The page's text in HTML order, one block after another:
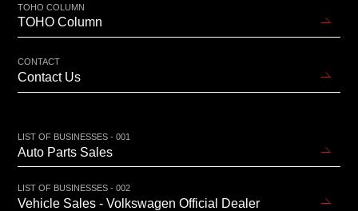
TOHO COLUMN
TOHO Column
CONTACT
Contact Us
LIST OF BUSINESSES - 001
Auto Parts Sales
LIST OF BUSINESSES - 002
Vehicle Sales - Volkswagen Official Dealer